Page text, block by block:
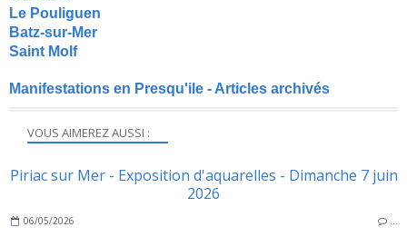
VOUS AIMEREZ AUSSI :
Piriac sur Mer - Exposition d'aquarelles - Dimanche 7 juin
2026
06/05/2026 …
Le Pouliguen
Batz-sur-Mer
Saint Molf
Manifestations en Presqu'ile - Articles archivés